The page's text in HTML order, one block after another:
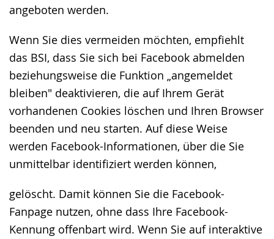
angeboten werden.
Wenn Sie dies vermeiden möchten, empfiehlt
das BSI, dass Sie sich bei Facebook abmelden
beziehungsweise die Funktion „angemeldet
bleiben" deaktivieren, die auf Ihrem Gerät
vorhandenen Cookies löschen und Ihren Browser
beenden und neu starten. Auf diese Weise
werden Facebook-Informationen, über die Sie
unmittelbar identifiziert werden können,
gelöscht. Damit können Sie die Facebook-
Fanpage nutzen, ohne dass Ihre Facebook-
Kennung offenbart wird. Wenn Sie auf interaktive